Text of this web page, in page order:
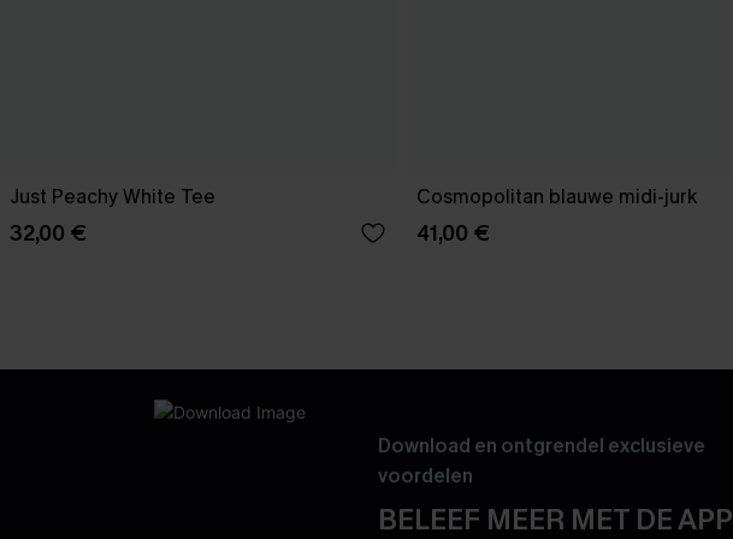
Just Peachy White Tee
32,00 €
Cosmopolitan blauwe midi-jurk
41,00 €
Download en ontgrendel exclusieve
voordelen
BELEEF MEER MET DE APP